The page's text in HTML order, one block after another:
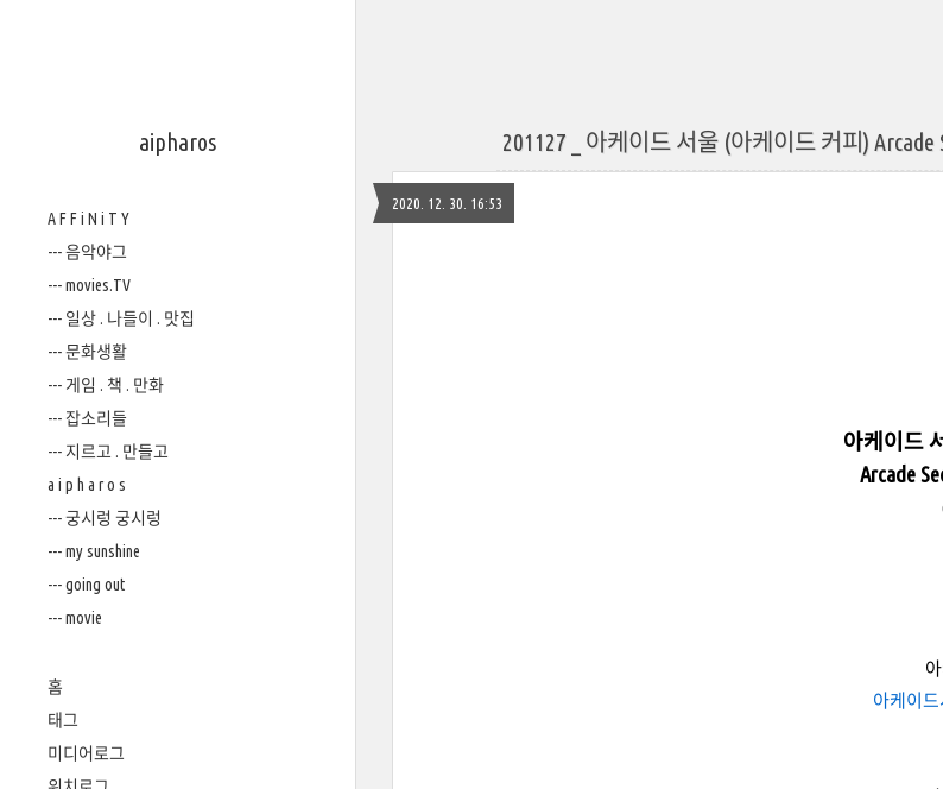
aipharos
A F F i N i T Y
--- 음악야그
--- movies.TV
--- 일상 . 나들이 . 맛집
--- 문화생활
--- 게임 . 책 . 만화
--- 잡소리들
--- 지르고 . 만들고
a i p h a r o s
--- 궁시렁 궁시렁
--- my sunshine
--- going out
--- movie
홈
태그
미디어로그
201127 _ 아케이드 서울 (아케이드 커피)
2020. 12. 30. 16:53
아케이드
Arcade
아케이드